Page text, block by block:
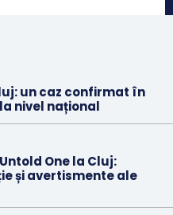
un caz confirmat în
nivel național
One la Cluj:
și avertismente ale